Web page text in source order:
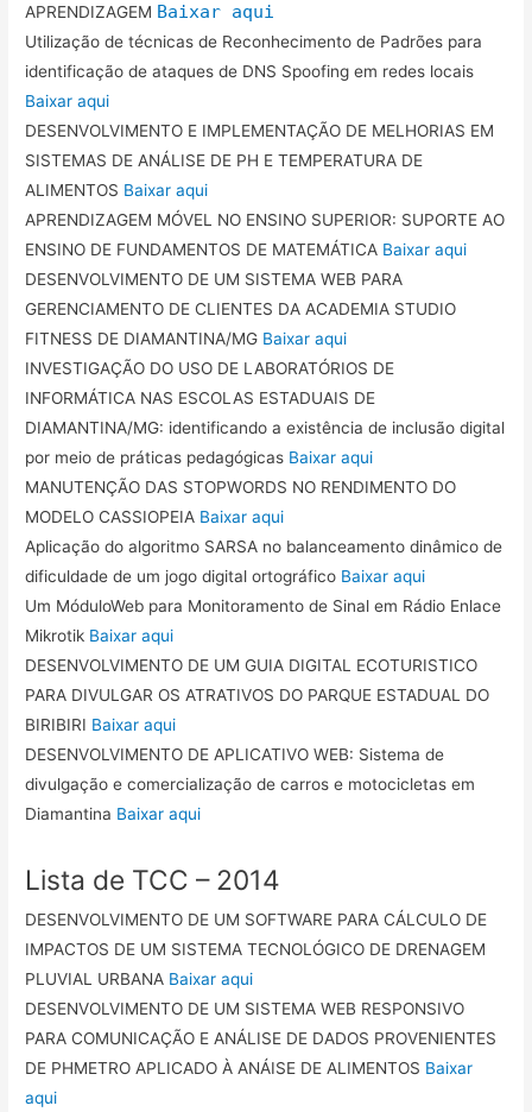
APRENDIZAGEM Baixar aqui
Utilização de técnicas de Reconhecimento de Padrões para
identificação de ataques de DNS Spoofing em redes locais
Baixar aqui
DESENVOLVIMENTO E IMPLEMENTAÇÃO DE MELHORIAS EM
SISTEMAS DE ANÁLISE DE PH E TEMPERATURA DE
ALIMENTOS Baixar aqui
APRENDIZAGEM MÓVEL NO ENSINO SUPERIOR: SUPORTE AO
ENSINO DE FUNDAMENTOS DE MATEMÁTICA Baixar aqui
DESENVOLVIMENTO DE UM SISTEMA WEB PARA
GERENCIAMENTO DE CLIENTES DA ACADEMIA STUDIO
FITNESS DE DIAMANTINA/MG Baixar aqui
INVESTIGAÇÃO DO USO DE LABORATÓRIOS DE
INFORMÁTICA NAS ESCOLAS ESTADUAIS DE
DIAMANTINA/MG: identificando a existência de inclusão digital
por meio de práticas pedagógicas Baixar aqui
MANUTENÇÃO DAS STOPWORDS NO RENDIMENTO DO
MODELO CASSIOPEIA Baixar aqui
Aplicação do algoritmo SARSA no balanceamento dinâmico de
dificuldade de um jogo digital ortográfico Baixar aqui
Um MóduloWeb para Monitoramento de Sinal em Rádio Enlace
Mikrotik Baixar aqui
DESENVOLVIMENTO DE UM GUIA DIGITAL ECOTURISTICO
PARA DIVULGAR OS ATRATIVOS DO PARQUE ESTADUAL DO
BIRIBIRI Baixar aqui
DESENVOLVIMENTO DE APLICATIVO WEB: Sistema de
divulgação e comercialização de carros e motocicletas em
Diamantina Baixar aqui
Lista de TCC – 2014
DESENVOLVIMENTO DE UM SOFTWARE PARA CÁLCULO DE
IMPACTOS DE UM SISTEMA TECNOLÓGICO DE DRENAGEM
PLUVIAL URBANA Baixar aqui
DESENVOLVIMENTO DE UM SISTEMA WEB RESPONSIVO
PARA COMUNICAÇÃO E ANÁLISE DE DADOS PROVENIENTES
DE PHMETRO APLICADO À ANÁISE DE ALIMENTOS Baixar
aqui